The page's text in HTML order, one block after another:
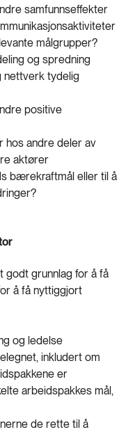
samfunnseffekter
målgrupper?
og spredning
nettverk tydelig
positive
hos andre deler av
aktører
bærekraftmål eller til å
godt grunnlag for å få
å få nyttiggjort
og ledelse
inkludert om
er
arbeidspakkes mål,
de rette til å